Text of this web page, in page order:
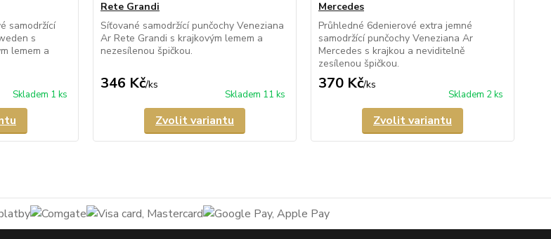
samodržící
s
lemem a
Skladem 1 ks
Rete Grandi
Síťované samodržící punčochy Veneziana
Ar Rete Grandi s krajkovým lemem a
nezesílenou špičkou.
346 Kč/ks
Skladem 11 ks
Zvolit variantu
Mercedes
Průhledné 6denierové extra jemné
samodržící punčochy Veneziana Ar
Mercedes s krajkou a neviditelně
zesílenou špičkou.
370 Kč/ks
Skladem 2 ks
Zvolit variantu